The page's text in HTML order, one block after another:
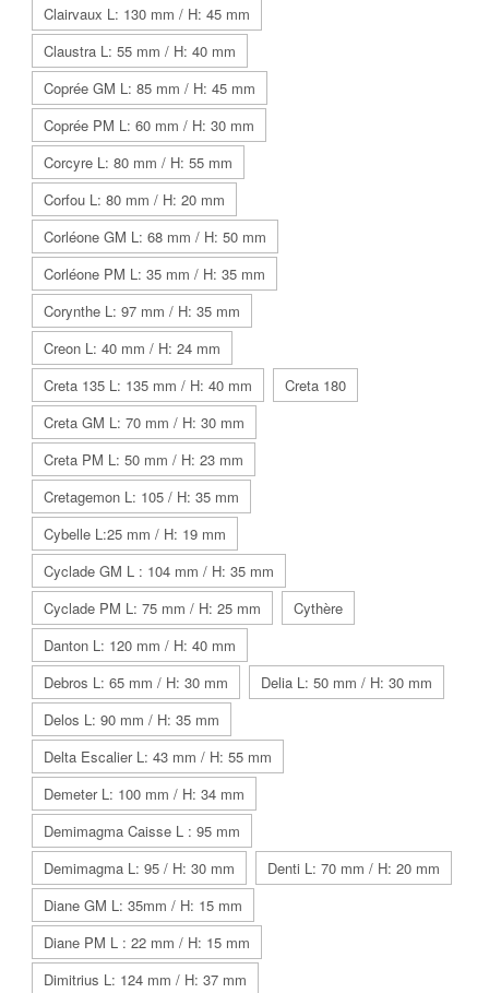
Clairvaux L: 130 mm / H: 45 mm
Claustra L: 55 mm / H: 40 mm
Coprée GM L: 85 mm / H: 45 mm
Coprée PM L: 60 mm / H: 30 mm
Corcyre L: 80 mm / H: 55 mm
Corfou L: 80 mm / H: 20 mm
Corléone GM L: 68 mm / H: 50 mm
Corléone PM L: 35 mm / H: 35 mm
Corynthe L: 97 mm / H: 35 mm
Creon L: 40 mm / H: 24 mm
Creta 135 L: 135 mm / H: 40 mm
Creta 180
Creta GM L: 70 mm / H: 30 mm
Creta PM L: 50 mm / H: 23 mm
Cretagemon L: 105 / H: 35 mm
Cybelle L:25 mm / H: 19 mm
Cyclade GM L : 104 mm / H: 35 mm
Cyclade PM L: 75 mm / H: 25 mm
Cythère
Danton L: 120 mm / H: 40 mm
Debros L: 65 mm / H: 30 mm
Delia L: 50 mm / H: 30 mm
Delos L: 90 mm / H: 35 mm
Delta Escalier L: 43 mm / H: 55 mm
Demeter L: 100 mm / H: 34 mm
Demimagma Caisse L : 95 mm
Demimagma L: 95 / H: 30 mm
Denti L: 70 mm / H: 20 mm
Diane GM L: 35mm / H: 15 mm
Diane PM L : 22 mm / H: 15 mm
Dimitrius L: 124 mm / H: 37 mm